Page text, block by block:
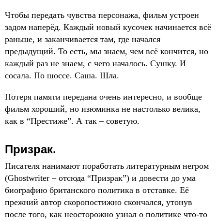
Чтобы передать чувства персонажа, фильм устроен
задом наперёд. Каждый новый кусочек начинается всё
раньше, и заканчивается там, где начался
предыдущий. То есть, мы знаем, чем всё кончится, но
каждый раз не знаем, с чего началось. Сушку. И
сосала. По шоссе. Саша. Шла.
Потеря памяти передана очень интересно, и вообще
фильм хороший, но изюминка не настолько велика,
как в “Престиже”. А так – советую.
Призрак.
Писателя нанимают поработать литературным негром
(Ghostwriter – отсюда “Призрак”) и довести до ума
биографию британского политика в отставке. Её
прежний автор скоропостижно скончался, утонув
после того, как неосторожно узнал о политике что-то